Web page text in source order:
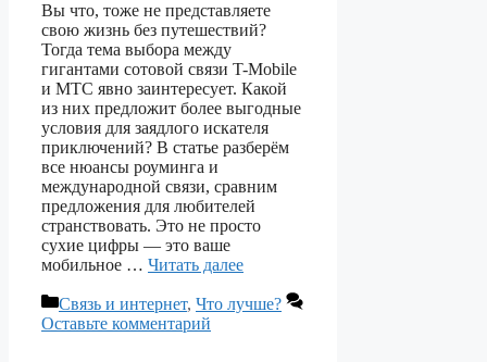
Вы что, тоже не представляете
свою жизнь без путешествий?
Тогда тема выбора между
гигантами сотовой связи T-Mobile
и МТС явно заинтересует. Какой
из них предложит более выгодные
условия для заядлого искателя
приключений? В статье разберём
все нюансы роуминга и
международной связи, сравним
предложения для любителей
странствовать. Это не просто
сухие цифры — это ваше
мобильное … Читать далее
Рубрики
Связь и интернет, Что лучше?
Оставьте комментарий